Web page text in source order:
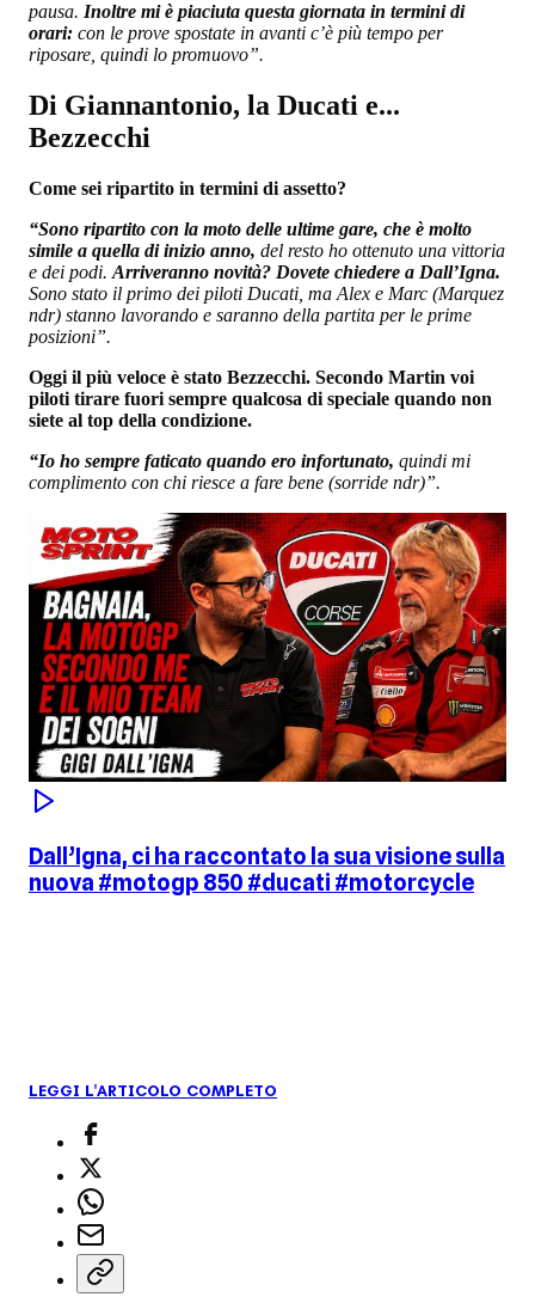
pausa. Inoltre mi è piaciuta questa giornata in termini di
orari: con le prove spostate in avanti c’è più tempo per
riposare, quindi lo promuovo”.
Di Giannantonio, la Ducati e...
Bezzecchi
Come sei ripartito in termini di assetto?
“Sono ripartito con la moto delle ultime gare, che è molto
simile a quella di inizio anno, del resto ho ottenuto una vittoria
e dei podi. Arriveranno novità? Dovete chiedere a Dall’Igna.
Sono stato il primo dei piloti Ducati, ma Alex e Marc (Marquez
ndr) stanno lavorando e saranno della partita per le prime
posizioni”.
Oggi il più veloce è stato Bezzecchi. Secondo Martin voi
piloti tirare fuori sempre qualcosa di speciale quando non
siete al top della condizione.
“Io ho sempre faticato quando ero infortunato, quindi mi
complimento con chi riesce a fare bene (sorride ndr)”.
Dall’Igna, ci ha raccontato la sua visione sulla
nuova #motogp 850 #ducati #motorcycle
LEGGI L'ARTICOLO COMPLETO